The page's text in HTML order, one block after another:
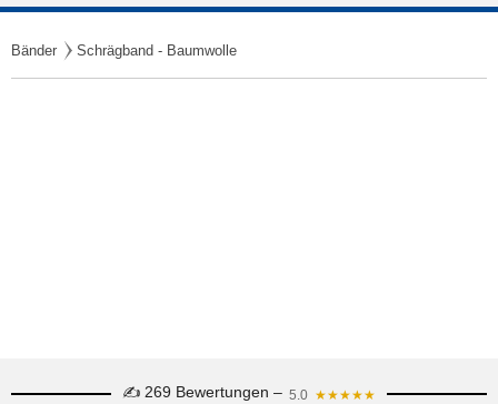
Bänder Schrägband - Baumwolle
✍ 269 Bewertungen – 5.0 ★★★★★